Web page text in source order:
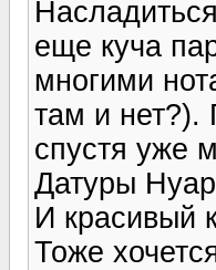
еще куча
многими
там и нет?).
спустя уже
Датуры
И красивый
Тоже